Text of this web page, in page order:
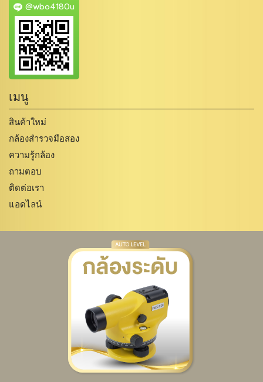
@wbo4180u
เมนู
สินค้าใหม่
กล้องสำรวจมือสอง
ความรู้กล้อง
ถามตอบ
ติดต่อเรา
แอดไลน์